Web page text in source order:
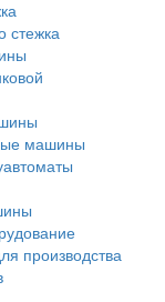
стежка
машины
производства